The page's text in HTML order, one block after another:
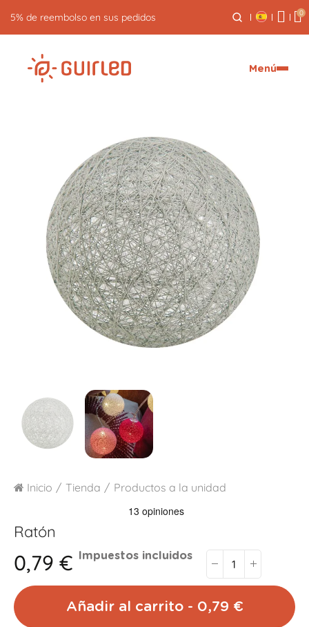
5% de reembolso en sus pedidos 0
Menú
Inicio Tienda Productos a la unidad
Ratón
0,79 € Impuestos incluidos
Añadir al carrito - 0,79 €